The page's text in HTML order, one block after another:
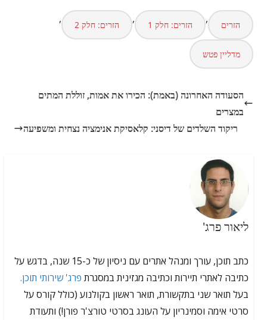
הזרים , הזרים: חלק 1 , הזרים: חלק 2 ,
מדליין פטש
הסעודה האחרונה (באמת): הכירו את אמות, זוללת המתים
במצרים
ריקוד השלדים של דיסני: קלאסיקת אנימציה נצחית ומשפיעה
ליאור פרג'
כתב תוכן, עורך ומנהל אתרים עם ניסיון של כ-15 שנה, בדגש על
כתיבה לאתרי תיירות וכתיבה מגזינית במסגרת פרג' שירותי תוכן.
בעל תואר שני בתקשורת, תואר ראשון בקולנוע (כולל קורס על
סרטי אימה וסמינריון על העונג בסרטי טורצ'ר פורן!) ותעודת